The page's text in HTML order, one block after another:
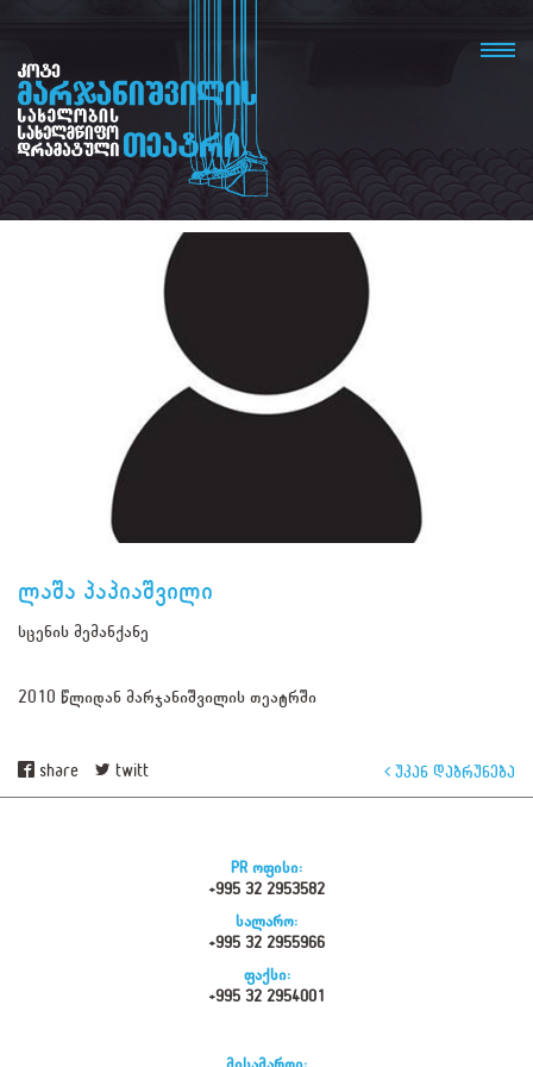
ლაშა პაპიაშვილი
სცენის მემანქანე
2010 წლიდან მარჯანიშვილის თეატრში
share twitt უკან დაბრუნება
PR ოფისი:
+995 32 2953582
სალარო:
+995 32 2955966
ფაქსი:
+995 32 2954001